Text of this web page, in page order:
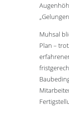
Muhsal
Plan –